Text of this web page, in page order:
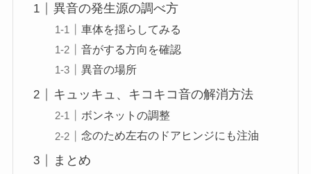
異音の発生源の調べ方
車体を揺らしてみる
音がする方向を確認
異音の場所
キュッキュ、キコキコ音の解消方法
ボンネットの調整
念のため左右のドアヒンジにも注油
まとめ